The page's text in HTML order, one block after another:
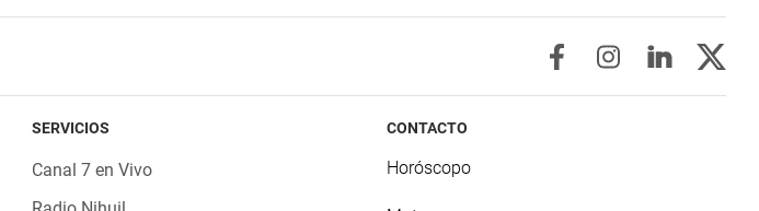
SERVICIOS
Canal 7 en Vivo
CONTACTO
Horóscopo